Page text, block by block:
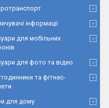
інформації
для мобільних
для фото та відео
та фітнес-
для дому